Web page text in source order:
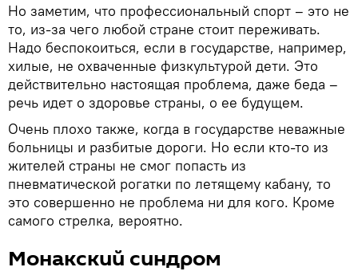
Но заметим, что профессиональный спорт – это не
то, из-за чего любой стране стоит переживать.
Надо беспокоиться, если в государстве, например,
хилые, не охваченные физкультурой дети. Это
действительно настоящая проблема, даже беда –
речь идет о здоровье страны, о ее будущем.
Очень плохо также, когда в государстве неважные
больницы и разбитые дороги. Но если кто-то из
жителей страны не смог попасть из
пневматической рогатки по летящему кабану, то
это совершенно не проблема ни для кого. Кроме
самого стрелка, вероятно.
Монакский синдром